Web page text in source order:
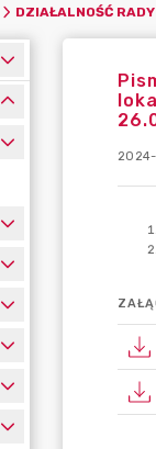
DZIAŁALNOŚĆ